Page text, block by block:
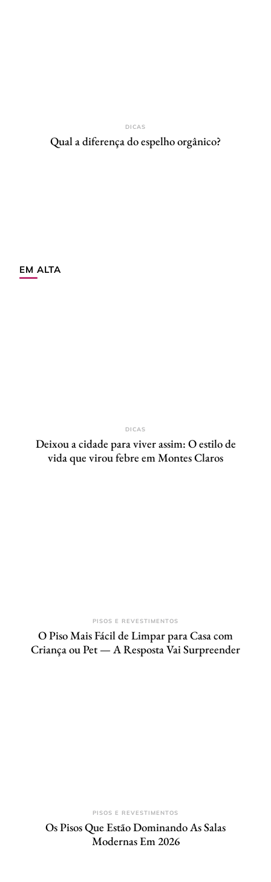
DICAS
Qual a diferença do espelho orgânico?
EM ALTA
DICAS
Deixou a cidade para viver assim: O estilo de
vida que virou febre em Montes Claros
PISOS E REVESTIMENTOS
O Piso Mais Fácil de Limpar para Casa com
Criança ou Pet — A Resposta Vai Surpreender
PISOS E REVESTIMENTOS
Os Pisos Que Estão Dominando As Salas
Modernas Em 2026